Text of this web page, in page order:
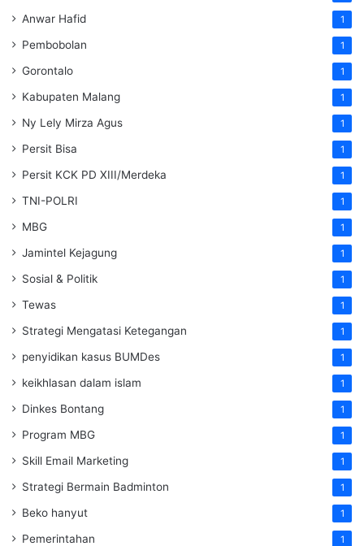
Anwar Hafid 1
Pembobolan 1
Gorontalo 1
Kabupaten Malang 1
Ny Lely Mirza Agus 1
Persit Bisa 1
Persit KCK PD XIII/Merdeka 1
TNI-POLRI 1
MBG 1
Jamintel Kejagung 1
Sosial & Politik 1
Tewas 1
Strategi Mengatasi Ketegangan 1
penyidikan kasus BUMDes 1
keikhlasan dalam islam 1
Dinkes Bontang 1
Program MBG 1
Skill Email Marketing 1
Strategi Bermain Badminton 1
Beko hanyut 1
Pemerintahan 1